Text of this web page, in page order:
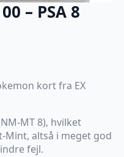
– PSA 8
kort fra EX
MT 8), hvilket
altså i meget god
fejl.